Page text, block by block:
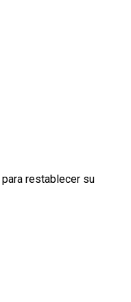
restablecer su